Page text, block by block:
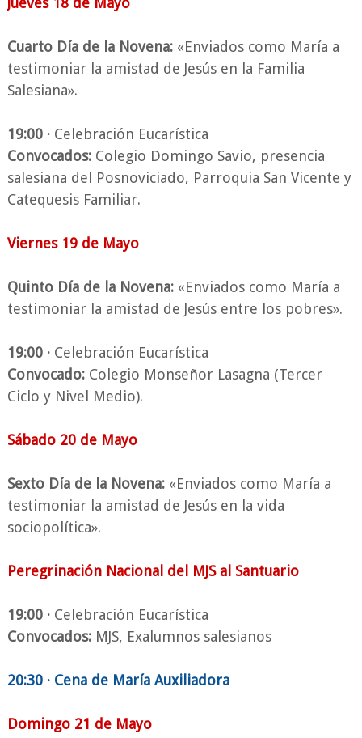
Cuarto Día de la Novena:«Enviados como María a
testimoniar la amistad de Jesús en la Familia
Salesiana».
19:00 ·Celebración Eucarística
Convocados:Colegio Domingo Savio, presencia
salesiana del Posnoviciado, Parroquia San Vicente y
Catequesis Familiar.
Viernes 19 de Mayo
Quinto Día de la Novena:«Enviados como María a
testimoniar la amistad de Jesús entre los pobres».
19:00 ·Celebración Eucarística
Convocado: Colegio Monseñor Lasagna (Tercer
Ciclo y Nivel Medio).
Sábado 20 de Mayo
Sexto Día de la Novena:«Enviados como María a
testimoniar la amistad de Jesús en la vida
sociopolítica».
Peregrinación Nacional del MJS al Santuario
19:00 ·Celebración Eucarística
Convocados:MJS, Exalumnos salesianos
20:30 · Cena de María Auxiliadora
Domingo 21 de Mayo